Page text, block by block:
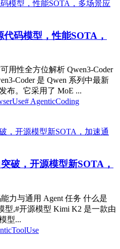
码模型，性能SOTA，
用性全方位解析 Qwen3-Coder
Coder 是 Qwen 系列中最新
布。它采用了 MoE ...
# AgenticCoding
破，开源模型新SOTA，
力与通用 Agent 任务 什么是
型,#开源模型 Kimi K2 是一款由
型...